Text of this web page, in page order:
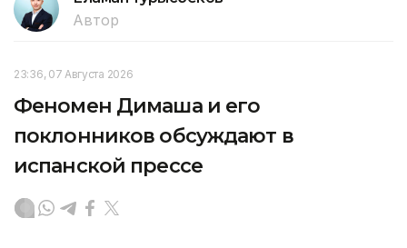
Автор
23:36, 07 Августа 2026
Феномен Димаша и его
поклонников обсуждают в
испанской прессе